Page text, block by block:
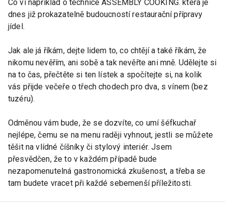
Co ví například o technice ASSEMBLY COOKING. která je
dnes již prokazatelně budoucností restaurační přípravy
jídel.
Jak ale já říkám, dejte lidem to, co chtějí a také říkám, že
nikomu nevěřím, ani sobě a tak nevěřte ani mně. Udělejte si
na to čas, přečtěte si ten lístek a spočítejte si, na kolik
vás přijde večeře o třech chodech pro dva, s vínem (bez
tuzéru).
Odměnou vám bude, že se dozvíte, co umí šéfkuchař
nejlépe, čemu se na menu raději vyhnout, jestli se můžete
těšit na vlídné číšníky či stylový interiér. Jsem
přesvědčen, že to v každém případě bude
nezapomenutelná gastronomická zkušenost, a třeba se
tam budete vracet při každé sebemenší příležitosti.